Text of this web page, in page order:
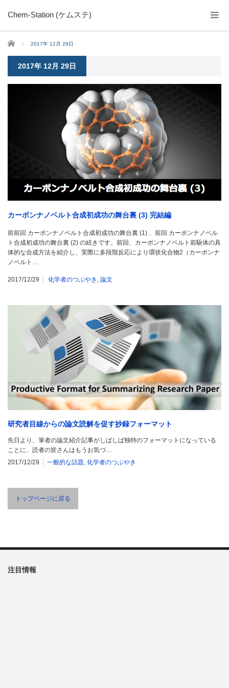
Chem-Station (ケムステ)
ホーム 2017年 12月 29日
2017年 12月 29日
カーボンナノベルト合成初成功の舞台裏 (3) 完結編
前前回 カーボンナノベルト合成初成功の舞台裏 (1) 、前回 カーボンナノベル
ト合成初成功の舞台裏 (2) の続きです。前回、カーボンナノベルト前駆体の具
体的な合成方法を紹介し、実際に多段階反応により環状化合物2（カーボンナ
ノベルト…
2017/12/29 化学者のつぶやき , 論文
研究者目線からの論文読解を促す抄録フォーマット
先日より、筆者の論文紹介記事がしばしば独特のフォーマットになっている
ことに、読者の皆さんはもうお気づ…
2017/12/29
一般的な話題, 化学者のつぶやき
トップページに戻る
注目情報